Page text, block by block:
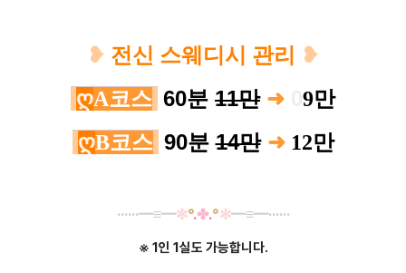
❥ 전신 스웨디시 관리
❥
ღA코스 60분 11만 ➜ 9만
ღB코스 90분 14만 ➜ 12만
······━≡━✼°.✤.°✼━≡━······
※ 1인 1실도 가능합니다.